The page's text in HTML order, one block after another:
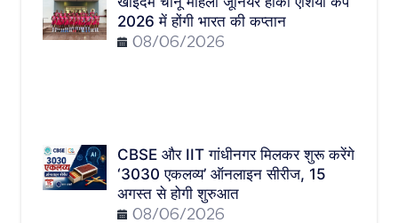
2026 में होंगी भारत की कप्तान
08/06/2026
CBSE और IIT गांधीनगर मिलकर शुरू करेंगे
‘3030 एकलव्य’ ऑनलाइन सीरीज, 15
अगस्त से होगी शुरुआत
08/06/2026